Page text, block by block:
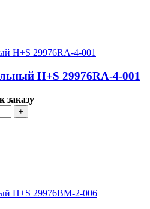
H+S 29976RA-4-001
заказу
+